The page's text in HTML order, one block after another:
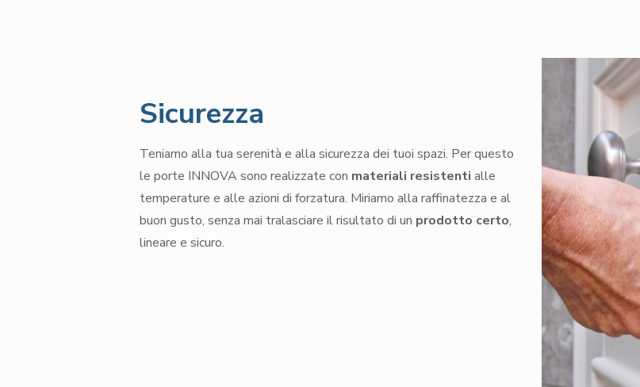
Sicurezza
Teniamo alla tua serenità e alla sicurezza dei tuoi spazi. Per questo
le porte INNOVA sono realizzate con materiali resistenti alle
temperature e alle azioni di forzatura. Miriamo alla raffinatezza e al
buon gusto, senza mai tralasciare il risultato di un prodotto certo,
lineare e sicuro.